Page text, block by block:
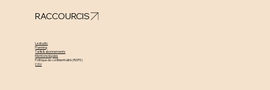
RACCOURCIS
Le studio
Planning
Tarifs & abonnements
Mentions légales
Politique de confidentialité (RGPD)
CGV